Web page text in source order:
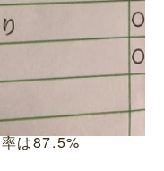
は87.5%